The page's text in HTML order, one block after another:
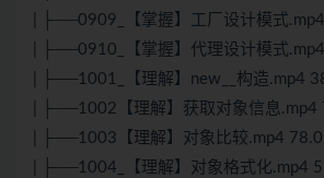
| ├──0909_【掌握】工厂设计模式
| ├──0910_【掌握】代理设计模式
| ├──1001_【理解】new__构造.mp4
| ├──1002【理解】获取对象信息.mp4
| ├──1003【理解】对象比较.mp4
| ├──1004_【理解】对象格式化.mp4